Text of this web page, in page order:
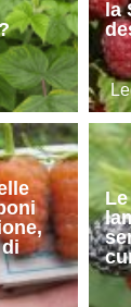
la